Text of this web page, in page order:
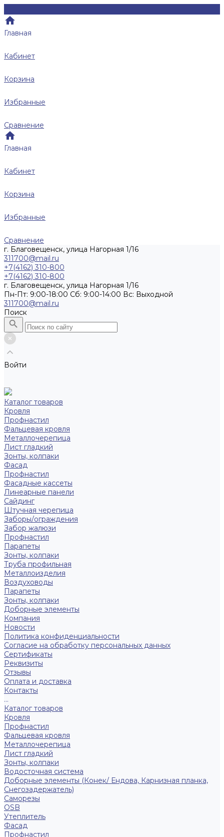
Главная
Кабинет
Корзина
Избранные
Сравнение
Главная
Кабинет
Корзина
Избранные
Сравнение
г. Благовещенск, улица Нагорная 1/16
311700@mail.ru
+7(4162) 310-800
+7(4162) 310-800
г. Благовещенск, улица Нагорная 1/16
Пн-Пт: 9:00-18:00 Cб: 9:00-14:00 Вс: Выходной
311700@mail.ru
Поиск
Войти
Каталог товаров
Кровля
Профнастил
Фальцевая кровля
Металлочерепица
Лист гладкий
Зонты, колпаки
Фасад
Профнастил
Фасадные кассеты
Линеарные панели
Сайдинг
Штучная черепица
Заборы/ограждения
Забор жалюзи
Профнастил
Парапеты
Зонты, колпаки
Труба профильная
Металлоизделия
Воздуховоды
Парапеты
Зонты, колпаки
Доборные элементы
Компания
Новости
Политика конфиденциальности
Согласие на обработку персональных данных
Сертификаты
Реквизиты
Отзывы
Оплата и доставка
Контакты
...
Каталог товаров
Кровля
Профнастил
Фальцевая кровля
Металлочерепица
Лист гладкий
Зонты, колпаки
Водосточная система
Доборные элементы (Конек/ Ендова, Карнизная планка,
Снегозадержатель)
Саморезы
ОSB
Утеплитель
Фасад
Профнастил